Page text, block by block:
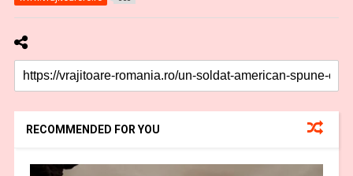
RECOMMENDED FOR YOU